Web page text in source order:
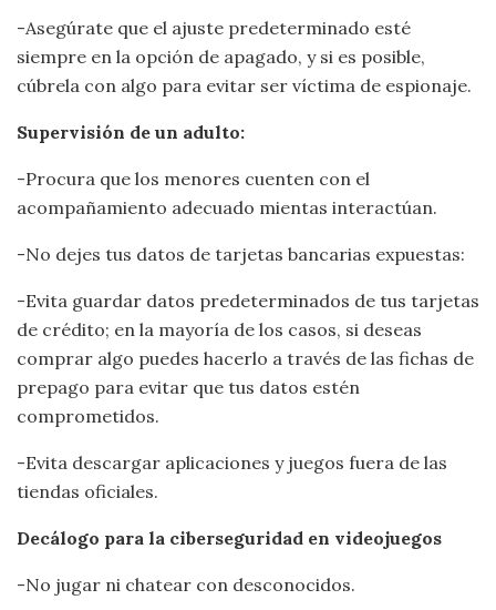
-Asegúrate que el ajuste predeterminado esté
siempre en la opción de apagado, y si es posible,
cúbrela con algo para evitar ser víctima de espionaje.
Supervisión de un adulto:
-Procura que los menores cuenten con el
acompañamiento adecuado mientas interactúan.
-No dejes tus datos de tarjetas bancarias expuestas:
-Evita guardar datos predeterminados de tus tarjetas
de crédito; en la mayoría de los casos, si deseas
comprar algo puedes hacerlo a través de las fichas de
prepago para evitar que tus datos estén
comprometidos.
-Evita descargar aplicaciones y juegos fuera de las
tiendas oficiales.
Decálogo para la ciberseguridad en videojuegos
-No jugar ni chatear con desconocidos.